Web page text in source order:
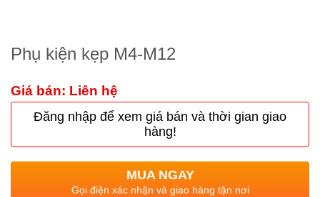
Phụ kiện kẹp M4-M12
Giá bán: Liên hệ
Đăng nhập để xem giá bán và thời gian giao
hàng!
MUA NGAY
Gọi điện xác nhận và giao hàng tận nơi